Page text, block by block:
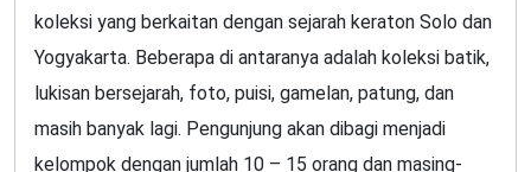
koleksi yang berkaitan dengan sejarah keraton Solo dan
Yogyakarta. Beberapa di antaranya adalah koleksi batik,
lukisan bersejarah, foto, puisi, gamelan, patung, dan
masih banyak lagi. Pengunjung akan dibagi menjadi
kelompok dengan jumlah 10 – 15 orang dan masing-